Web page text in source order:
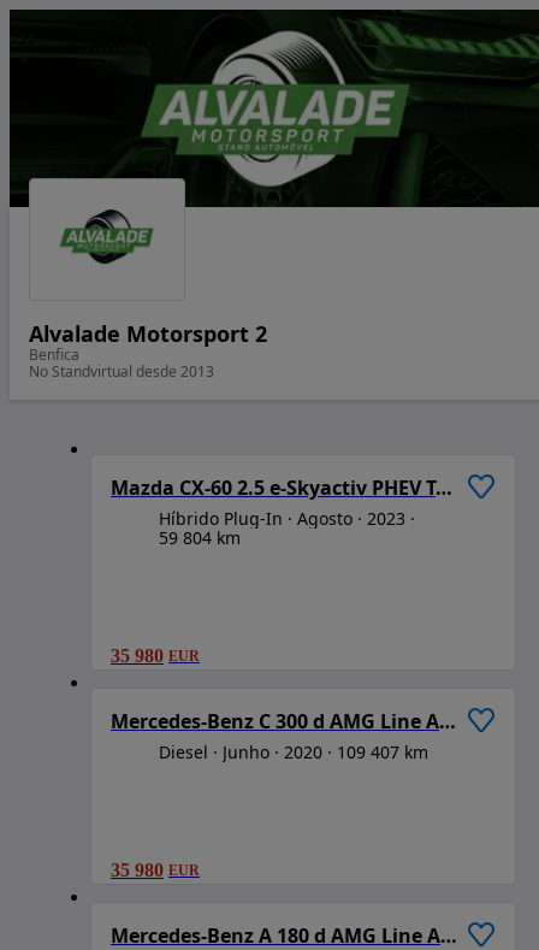
Alvalade Motorsport 2
Benfica
No Standvirtual desde 2013
Mazda CX-60 2.5 e-Skyactiv PHEV Takumi+Convenient&Sound Pack +Pan.Sunr.Pa.
Híbrido Plug-In Agosto
2023
59 804 km
35 980 EUR
Mercedes-Benz C 300 d AMG Line Aut.
Diesel Junho 2020 109 407 km
35 980 EUR
Mercedes-Benz A 180 d AMG Line Aut.